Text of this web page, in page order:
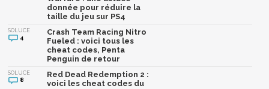
donnée pour réduire la
taille du jeu sur PS4
SOLUCE
4
Crash Team Racing Nitro
Fueled : voici tous les
cheat codes, Penta
Penguin de retour
SOLUCE
8
Red Dead Redemption 2 :
voici les cheat codes du